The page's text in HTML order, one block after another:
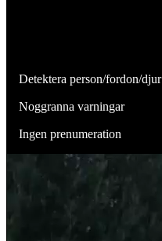
Detektera person/fordon/djur
Noggranna varningar
Ingen prenumeration